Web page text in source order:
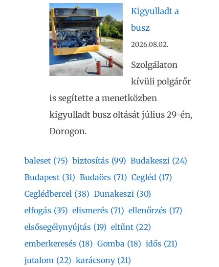
Kigyulladt a
busz
2026.08.02.
Szolgálaton
kívüli polgárőr
is segítette a menetközben
kigyulladt busz oltását július 29-én,
Dorogon.
baleset (75) biztosítás (99) Budakeszi (24)
Budapest (31) Budaörs (71) Cegléd (17)
Ceglédbercel (38) Dunakeszi (30)
elfogás (35) elismerés (71) ellenőrzés (17)
elsősegélynyújtás (19) eltűnt (22)
emberkeresés (18) Gomba (18) idős (21)
jutalom (22) karácsony (21)